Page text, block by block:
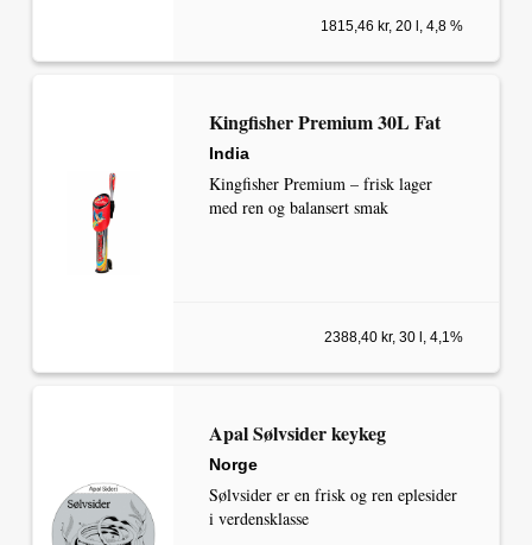
1815,46 kr, 20 l, 4,8 %
Kingfisher Premium 30L Fat
India
Kingfisher Premium – frisk lager
med ren og balansert smak
2388,40 kr, 30 l, 4,1%
Apal Sølvsider keykeg
Norge
Sølvsider er en frisk og ren eplesider
i verdensklasse